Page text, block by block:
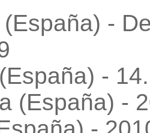
-
-
(España) -